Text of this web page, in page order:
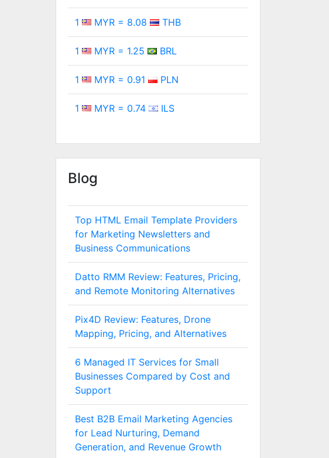
1 MYR = 8.08 THB
1 MYR = 1.25 BRL
1 MYR = 0.91 PLN
1 MYR = 0.74 ILS
Blog
Top HTML Email Template Providers
for Marketing Newsletters and
Business Communications
Datto RMM Review: Features, Pricing,
and Remote Monitoring Alternatives
Pix4D Review: Features, Drone
Mapping, Pricing, and Alternatives
6 Managed IT Services for Small
Businesses Compared by Cost and
Support
Best B2B Email Marketing Agencies
for Lead Nurturing, Demand
Generation, and Revenue Growth